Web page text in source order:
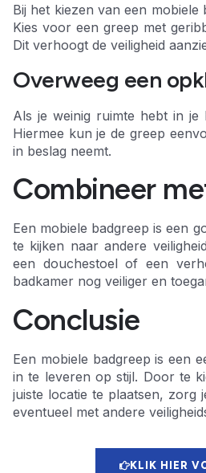
Bij het kiezen van een
Kies voor een greep met
Dit verhoogt de veiligheid
Overweeg een
Als je weinig ruimte hebt in je
Hiermee kun je de greep
in beslag neemt.
Combineer
Een mobiele badgreep is een
te kijken naar andere
een douchestoel of een
badkamer nog veiliger en
Conclusie
Een mobiele badgreep is een
in te leveren op stijl. Door te
juiste locatie te plaatsen, zorg
eventueel met andere
KLIK HIER